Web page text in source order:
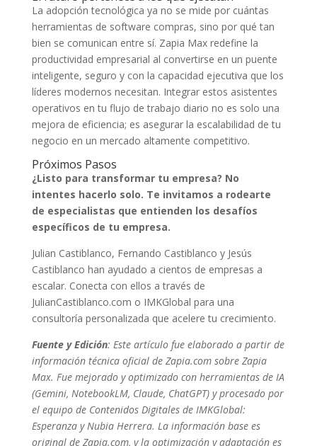
La adopción tecnológica ya no se mide por cuántas
herramientas de software compras, sino por qué tan
bien se comunican entre sí. Zapia Max redefine la
productividad empresarial al convertirse en un puente
inteligente, seguro y con la capacidad ejecutiva que los
líderes modernos necesitan. Integrar estos asistentes
operativos en tu flujo de trabajo diario no es solo una
mejora de eficiencia; es asegurar la escalabilidad de tu
negocio en un mercado altamente competitivo.
Próximos Pasos
¿Listo para transformar tu empresa? No
intentes hacerlo solo. Te invitamos a rodearte
de especialistas que entienden los desafíos
específicos de tu empresa.
Julian Castiblanco, Fernando Castiblanco y Jesús
Castiblanco han ayudado a cientos de empresas a
escalar. Conecta con ellos a través de
JulianCastiblanco.com o IMKGlobal para una
consultoría personalizada que acelere tu crecimiento.
Fuente y Edición: Este artículo fue elaborado a partir de
información técnica oficial de Zapia.com sobre Zapia
Max. Fue mejorado y optimizado con herramientas de IA
(Gemini, NotebookLM, Claude, ChatGPT) y procesado por
el equipo de Contenidos Digitales de IMKGlobal:
Esperanza y Nubia Herrera. La información base es
original de Zapia.com, y la optimización y adaptación es